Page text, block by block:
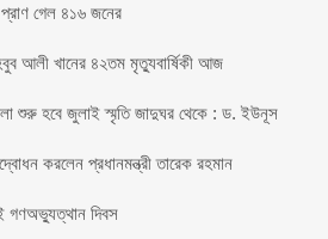
গেল ৪১৬ জনের
আলী খানের ৪২তম মৃত্যুবার্ষিকী আজ
শুরু হবে জুলাই স্মৃতি জাদুঘর থেকে : ড. ইউনূস
করলেন প্রধানমন্ত্রী তারেক রহমান
গণঅভ্যুত্থান দিবস